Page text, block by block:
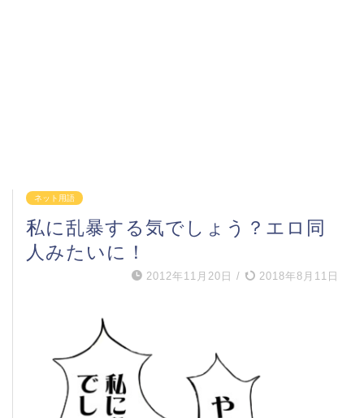
ネット用語
私に乱暴する気でしょう？エロ同
人みたいに！
2012年11月20日 / 2018年8月11日